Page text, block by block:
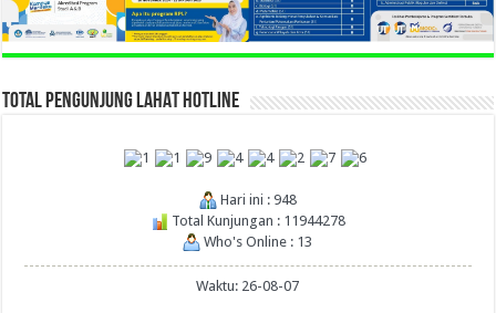
TOTAL PENGUNJUNG LAHAT HOTLINE
Hari ini : 948
Total Kunjungan : 11944278
Who's Online : 13
Waktu: 26-08-07